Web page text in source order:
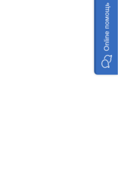
Online помощь